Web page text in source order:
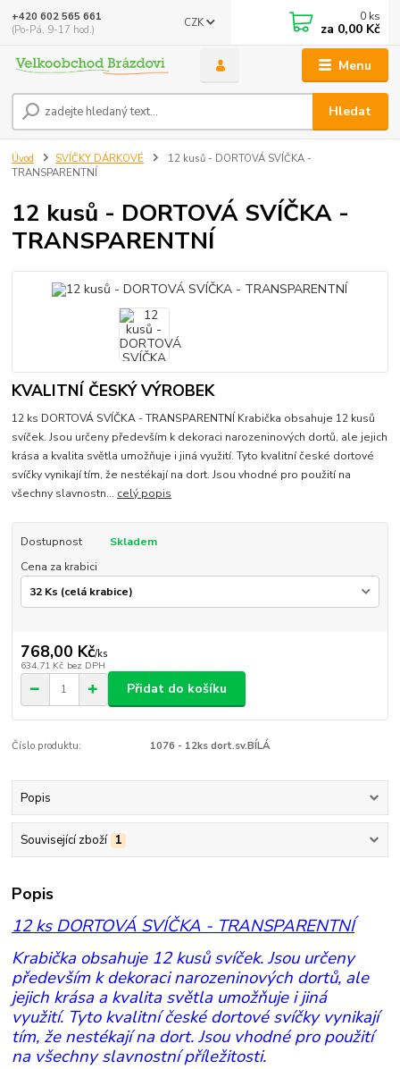
Menu
CZK
Hledat
+420 602 565 661
(Po-Pá, 9-17 hod.)
0 ks
za 0,00 Kč
Úvod SVÍČKY DÁRKOVÉ
12 kusů - DORTOVÁ SVÍČKA -
TRANSPARENTNÍ
12 kusů - DORTOVÁ SVÍČKA -
TRANSPARENTNÍ
KVALITNÍ ČESKÝ VÝROBEK
12 ks DORTOVÁ SVÍČKA - TRANSPARENTNÍ Krabička obsahuje 12 kusů
svíček. Jsou určeny především k dekoraci narozeninových dortů, ale jejich
krása a kvalita světla umožňuje i jiná využití. Tyto kvalitní české dortové
svíčky vynikají tím, že nestékají na dort. Jsou vhodné pro použití na
všechny slavnostn... celý popis
Dostupnost
Skladem
Cena za krabici
768,00 Kč/ks
634,71 Kč bez DPH
Přidat do košíku
Číslo produktu: 1076 - 12ks dort.sv.BÍLÁ
Popis
Související zboží 1
Popis
12 ks DORTOVÁ SVÍČKA - TRANSPARENTNÍ
Krabička obsahuje 12 kusů svíček. Jsou určeny
především k dekoraci narozeninových dortů, ale
jejich krása a kvalita světla umožňuje i jiná
využití. Tyto kvalitní české dortové svíčky vynikají
tím, že nestékají na dort. Jsou vhodné pro použití
na všechny slavnostní příležitosti.